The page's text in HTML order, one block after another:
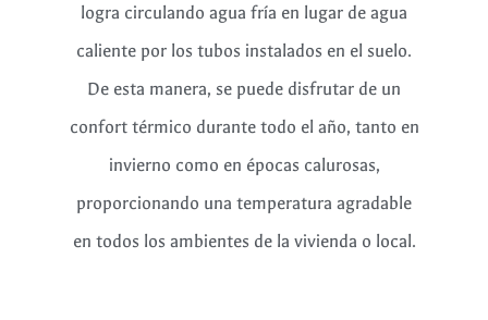
logra circulando agua fría en lugar de agua
caliente por los tubos instalados en el suelo.
De esta manera, se puede disfrutar de un
confort térmico durante todo el año, tanto en
invierno como en épocas calurosas,
proporcionando una temperatura agradable
en todos los ambientes de la vivienda o local.